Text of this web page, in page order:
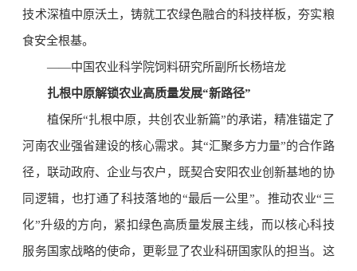
技术深植中原沃土，铸就工农绿色融合的科技样板，夯实粮
食安全根基。
——中国农业科学院饲料研究所副所长杨培龙
扎根中原解锁农业高质量发展“新路径”
植保所“扎根中原，共创农业新篇”的承诺，精准锚定了
河南农业强省建设的核心需求。其“汇聚多方力量”的合作路
径，联动政府、企业与农户，既契合安阳农业创新基地的协
同逻辑，也打通了科技落地的“最后一公里”。推动农业“三
化”升级的方向，紧扣绿色高质量发展主线，而以核心科技
服务国家战略的使命，更彰显了农业科研国家队的担当。这